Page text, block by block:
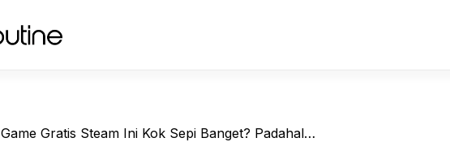
Game Gratis Steam Ini Kok Sepi Banget? Padahal…